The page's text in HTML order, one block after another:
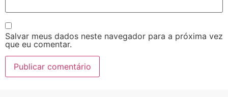
Salvar meus dados neste navegador para a próxima vez
que eu comentar.